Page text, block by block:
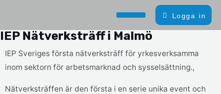
Logga in
IEP Nätverksträff i Malmö
IEP Sveriges första nätverksträff för yrkesverksamma
inom sektorn för arbetsmarknad och sysselsättning.,
Nätverksträffen är den första i en serie unika event och